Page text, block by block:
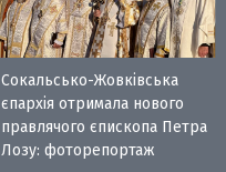
Сокальсько-Жовківська
єпархія отримала нового
правлячого єпископа Петра
Лозу: фоторепортаж